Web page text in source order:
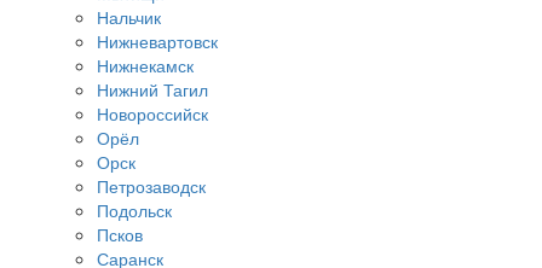
Нальчик
Нижневартовск
Нижнекамск
Нижний Тагил
Новороссийск
Орёл
Орск
Петрозаводск
Подольск
Псков
Саранск